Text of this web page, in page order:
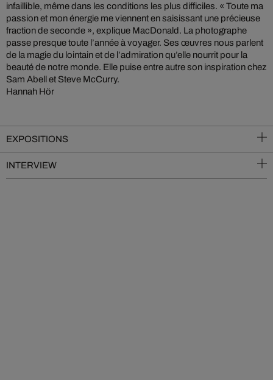
infaillible, même dans les conditions les plus difficiles. « Toute ma
passion et mon énergie me viennent en saisissant une précieuse
fraction de seconde », explique MacDonald. La photographe
passe presque toute l’année à voyager. Ses œuvres nous parlent
de la magie du lointain et de l’admiration qu’elle nourrit pour la
beauté de notre monde. Elle puise entre autre son inspiration chez
Sam Abell et Steve McCurry.
Hannah Hör
EXPOSITIONS
INTERVIEW